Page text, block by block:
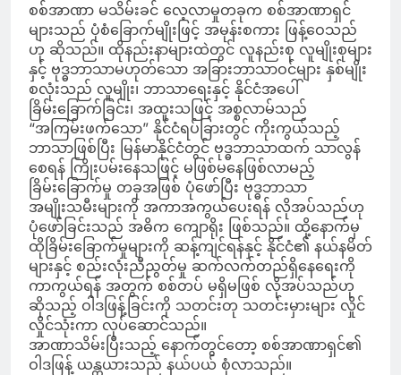
စစ်အာဏာ မသိမ်းခင် လေ့လာမှုတခုက စစ်အာဏာရှင်
များသည် ပုံစံခြောက်မျိုးဖြင့် အမုန်းစကား ဖြန့်ဝေသည်
ဟု ဆိုသည်။ ထိုနည်းနာများထဲတွင် လူနည်းစု လူမျိုးစုများ
နှင့် ဗုဒ္ဓဘာသာမဟုတ်သော အခြားဘာသာဝင်များ နှစ်မျိုး
စလုံးသည် လူမျိုး၊ ဘာသာရေးနှင့် နိုင်ငံအပေါ်
ခြိမ်းခြောက်ခြင်း၊ အထူးသဖြင့် အစ္စလာမ်သည်
“အကြမ်းဖက်သော” နိုင်ငံရပ်ခြားတွင် ကိုးကွယ်သည့်
ဘာသာဖြစ်ပြီး မြန်မာနိုင်ငံတွင် ဗုဒ္ဓဘာသာထက် သာလွန်
စေရန် ကြိုးပမ်းနေသဖြင့် မဖြစ်မနေဖြစ်လာမည့်
ခြိမ်းခြောက်မှု တခုအဖြစ် ပုံဖော်ပြီး ဗုဒ္ဓဘာသာ
အမျိုးသမီးများကို အကာအကွယ်ပေးရန် လိုအပ်သည်ဟု
ပုံဖော်ခြင်းသည် အဓိက ကျောရိုး ဖြစ်သည်။ ထို့နောက်မှ
ထိုခြိမ်းခြောက်မှုများကို ဆန့်ကျင်ရန်နှင့် နိုင်ငံ၏ နယ်နမိတ်
များနှင့် စည်းလုံးညီညွတ်မှု ဆက်လက်တည်ရှိနေရေးကို
ကာကွယ်ရန် အတွက် စစ်တပ် မရှိမဖြစ် လိုအပ်သည်ဟု
ဆိုသည့် ဝါဒဖြန့်ခြင်းကို သတင်းတု သတင်းမှားများ လှိုင်
လှိုင်သုံးကာ လုပ်ဆောင်သည်။
အာဏာသိမ်းပြီးသည့် နောက်တွင်တော့ စစ်အာဏာရှင်၏
ဝါဒဖြန့် ယန္တယားသည် နယ်ပယ် စုံလာသည်။